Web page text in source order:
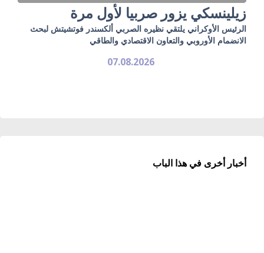
زيلينسكي يزور صربيا لأول مرة
الرئيس الأوكراني يلتقي نظيره الصربي ألكسندر فوتشيتش لبحث
الانضمام الأوروبي والتعاون الاقتصادي والطاقي
07.08.2026
أخبار أخرى في هذا الباب